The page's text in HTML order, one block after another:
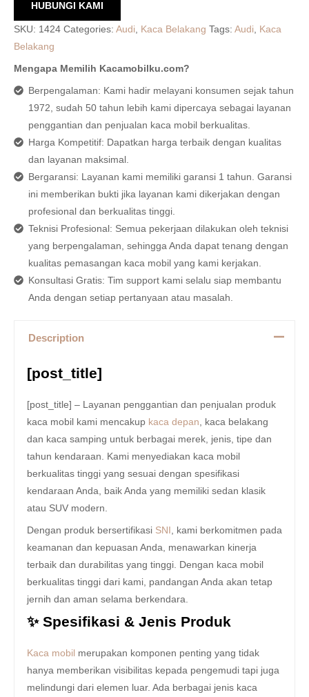
HUBUNGI KAMI
SKU: 1424 Categories: Audi, Kaca Belakang Tags: Audi, Kaca
Belakang
Mengapa Memilih Kacamobilku.com?
Berpengalaman: Kami hadir melayani konsumen sejak tahun
1972, sudah 50 tahun lebih kami dipercaya sebagai layanan
penggantian dan penjualan kaca mobil berkualitas.
Harga Kompetitif: Dapatkan harga terbaik dengan kualitas
dan layanan maksimal.
Bergaransi: Layanan kami memiliki garansi 1 tahun. Garansi
ini memberikan bukti jika layanan kami dikerjakan dengan
profesional dan berkualitas tinggi.
Teknisi Profesional: Semua pekerjaan dilakukan oleh teknisi
yang berpengalaman, sehingga Anda dapat tenang dengan
kualitas pemasangan kaca mobil yang kami kerjakan.
Konsultasi Gratis: Tim support kami selalu siap membantu
Anda dengan setiap pertanyaan atau masalah.
Description
[post_title]
[post_title] – Layanan penggantian dan penjualan produk
kaca mobil kami mencakup kaca depan , kaca belakang
dan kaca samping untuk berbagai merek, jenis, tipe dan
tahun kendaraan. Kami menyediakan kaca mobil
berkualitas tinggi yang sesuai dengan spesifikasi
kendaraan Anda, baik Anda yang memiliki sedan klasik
atau SUV modern.
Dengan produk bersertifikasi SNI
, kami berkomitmen pada
keamanan dan kepuasan Anda, menawarkan kinerja
terbaik dan durabilitas yang tinggi. Dengan kaca mobil
berkualitas tinggi dari kami, pandangan Anda akan tetap
jernih dan aman selama berkendara.
✨ Spesifikasi & Jenis Produk
Kaca mobil merupakan komponen penting yang tidak
hanya memberikan visibilitas kepada pengemudi tapi juga
melindungi dari elemen luar. Ada berbagai jenis kaca